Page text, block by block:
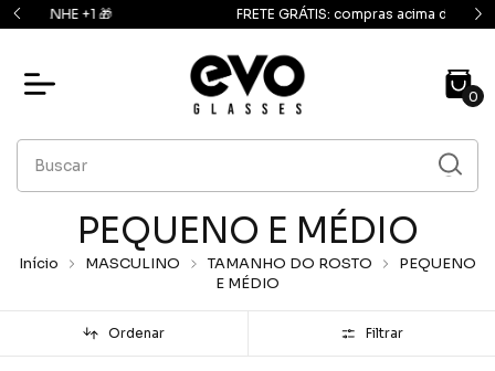
FRETE GRÁTIS: compras acima de R$139,90
0
PEQUENO E MÉDIO
Início MASCULINO TAMANHO DO ROSTO
PEQUENO
E MÉDIO
Ordenar Filtrar